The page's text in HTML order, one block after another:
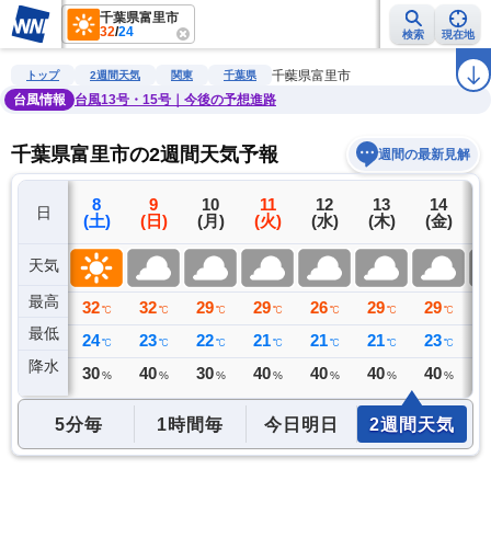
千葉県富里市
32/24 検索 現在地
雨雲レーダー 台風情報 地震情報 警報・注意報 ラ
トップ 2週間天気 関東 千葉県
千葉県富里市
台風情報
台風13号・15号｜今後の予想進路
千葉県富里市の2週間天気予報 週間の最新見解
日
天気
最高
最低
降水
7
(金)
31 ℃
25 ℃
7 ミリ
8
(土)
32 ℃
24 ℃
30 %
9
(日)
32 ℃
23 ℃
40 %
10
(月)
29 ℃
22 ℃
30 %
11
(火)
29 ℃
21 ℃
40 %
12
(水)
26 ℃
21 ℃
40 %
13
(木)
29 ℃
21 ℃
40 %
14
(金)
29 ℃
23 ℃
40 %
5分毎 1時間毎 今日明日 2週間天気